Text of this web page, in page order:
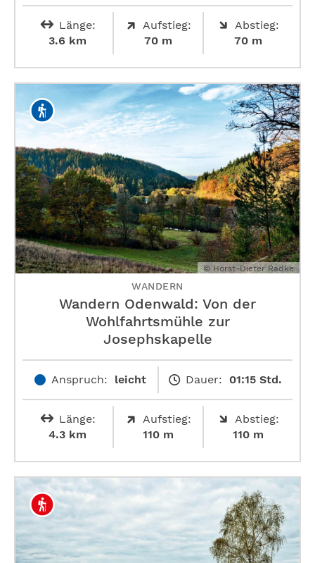
Länge:
3.6 km
Aufstieg:
70 m
Abstieg:
70 m
© Horst-Dieter Radke
WANDERN
Wandern Odenwald: Von der
Wohlfahrtsmühle zur
Josephskapelle
Anspruch: leicht Dauer: 01:15 Std.
Länge:
4.3 km
Aufstieg:
110 m
Abstieg:
110 m